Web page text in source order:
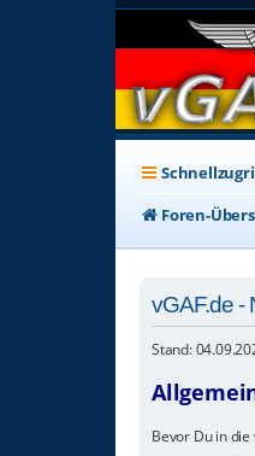
Foren-
vGAF.de -
Stand:
Bevor Du in